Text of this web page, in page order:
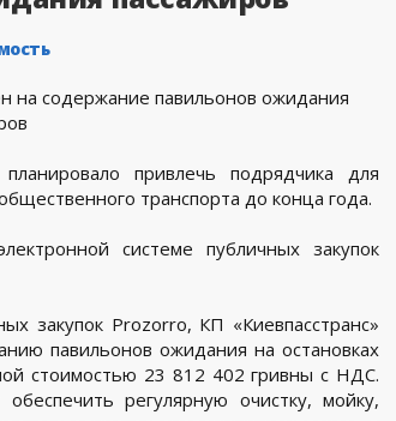
привлечь подрядчика для
транспорта до конца года.
системе публичных закупок
закупок Prozorro, КП «Киевпасстранс»
павильонов ожидания на остановках
стоимостью 23 812 402 гривны с НДС.
регулярную очистку, мойку,